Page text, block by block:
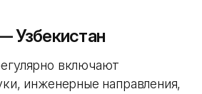
Узбекистан
включают
инженерные направления,